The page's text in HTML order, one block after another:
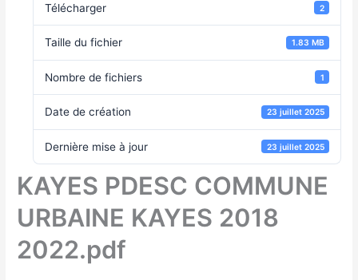
Télécharger 2
Taille du fichier 1.83 MB
Nombre de fichiers 1
Date de création 23 juillet 2025
Dernière mise à jour 23 juillet 2025
KAYES PDESC COMMUNE
URBAINE KAYES 2018
2022.pdf